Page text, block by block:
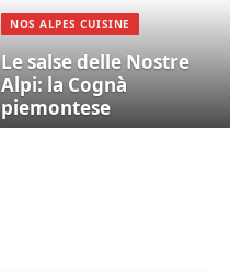
NOS ALPES CUISINE
Le salse delle Nostre
Alpi: la Cognà
piemontese